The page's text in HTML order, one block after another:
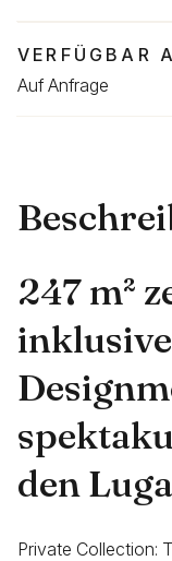
VERFÜGBAR
Auf Anfrage
247 m²
inklusive
den
Private Collection: